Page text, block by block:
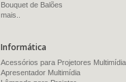
Bouquet de Balões
mais..
Informática
Acessórios para Projetores Multimídia
Apresentador Multimídia